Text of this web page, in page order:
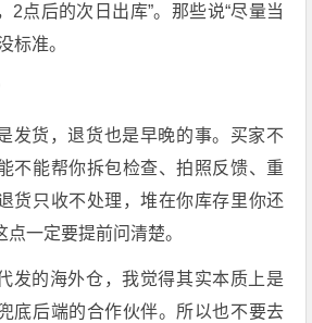
2点后的次日出库”。那些说“尽量当
标准。
发货，退货也是早晚的事。买家不
不能帮你拆包检查、拍照反馈、重
货只收不处理，堆在你库存里你还
一定要提前问清楚。
发的海外仓，我觉得其实本质上是
底后端的合作伙伴。所以也不要去